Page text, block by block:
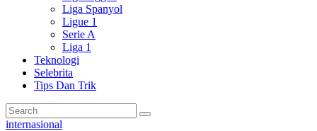
Liga Spanyol
Ligue 1
Serie A
Liga 1
Teknologi
Selebrita
Tips Dan Trik
internasional